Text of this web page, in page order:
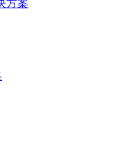
方案